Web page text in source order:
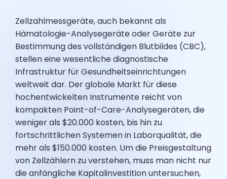
Zellzahlmessgeräte, auch bekannt als
Hämatologie-Analysegeräte oder Geräte zur
Bestimmung des vollständigen Blutbildes (CBC),
stellen eine wesentliche diagnostische
Infrastruktur für Gesundheitseinrichtungen
weltweit dar. Der globale Markt für diese
hochentwickelten Instrumente reicht von
kompakten Point-of-Care-Analysegeräten, die
weniger als $20.000 kosten, bis hin zu
fortschrittlichen Systemen in Laborqualität, die
mehr als $150.000 kosten. Um die Preisgestaltung
von Zellzählern zu verstehen, muss man nicht nur
die anfängliche Kapitalinvestition untersuchen,